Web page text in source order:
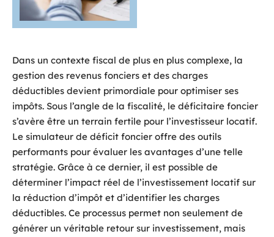
Dans un contexte fiscal de plus en plus complexe, la
gestion des revenus fonciers et des charges
déductibles devient primordiale pour optimiser ses
impôts. Sous l’angle de la fiscalité, le déficitaire foncier
s’avère être un terrain fertile pour l’investisseur locatif.
Le simulateur de déficit foncier offre des outils
performants pour évaluer les avantages d’une telle
stratégie. Grâce à ce dernier, il est possible de
déterminer l’impact réel de l’investissement locatif sur
la réduction d’impôt et d’identifier les charges
déductibles. Ce processus permet non seulement de
générer un véritable retour sur investissement, mais